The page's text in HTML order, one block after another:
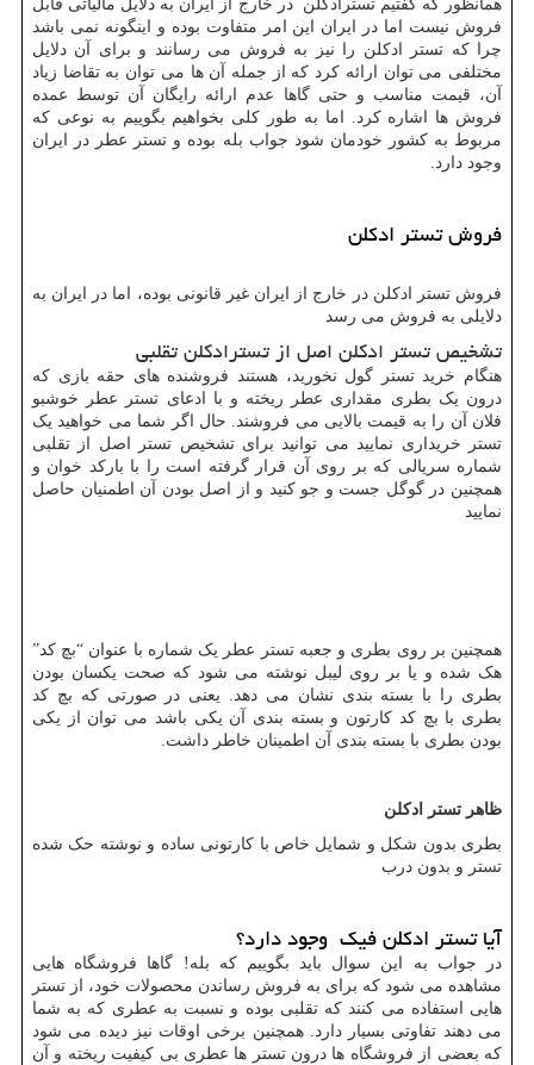
همانظور که گفتیم تسترادکلن در خارج از ایران به دلایل مالیاتی قابل
فروش نیست اما در ایران این امر متفاوت بوده و اینگونه نمی باشد
چرا که تستر ادکلن را نیز به فروش می رسانند و برای آن دلایل
مختلفی می توان ارائه کرد که از جمله آن ها می توان به تقاضا زیاد
آن، قیمت مناسب و حتی گاها عدم ارائه رایگان آن توسط عمده
فروش ها اشاره کرد. اما به طور کلی بخواهیم بگوییم به نوعی که
مربوط به کشور خودمان شود جواب بله بوده و تستر عطر در ایران
وجود دارد.
فروش تستر ادکلن
فروش تستر ادکلن در خارج از ایران غیر قانونی بوده، اما در ایران به
دلایلی به فروش می رسد
تشخیص تستر ادکلن اصل از تسترادکلن تقلبی
هنگام خرید تستر گول نخورید، هستند فروشنده های حقه بازی که
درون یک بطری مقداری عطر ریخته و با ادعای تستر عطر خوشبو
فلان آن را به قیمت بالایی می فروشند. حال اگر شما می خواهید یک
تستر خریداری نمایید می توانید برای تشخیص تستر اصل از تقلبی
شماره سریالی که بر روی آن قرار گرفته است را با بارکد خوان و
همچنین در گوگل جست و جو کنید و از اصل بودن آن اطمنیان حاصل
نمایید
همچنین بر روی بطری و جعبه تستر عطر یک شماره با عنوان “بچ کد”
هک شده و یا بر روی لیبل نوشته می شود که صحت یکسان بودن
بطری را با بسته بندی نشان می دهد. یعنی در صورتی که بچ کد
بطری با بچ کد کارتون و بسته بندی آن یکی باشد می توان از یکی
بودن بطری با بسته بندی آن اطمینان خاطر داشت.
ظاهر تستر ادکلن
بطری بدون شکل و شمایل خاص با کارتونی ساده و نوشته حک شده
تستر و بدون درب
آیا تستر ادکلن فیک وجود دارد؟
در جواب به این سوال باید بگوییم که بله! گاها فروشگاه هایی
مشاهده می شود که برای به فروش رساندن محصولات خود، از تستر
هایی استفاده می کنند که تقلبی بوده و نسبت به عطری که به شما
می دهند تفاوتی بسیار دارد. همچنین برخی اوقات نیز دیده می شود
که بعضی از فروشگاه ها درون تستر ها عطری بی کیفیت ریخته و آن